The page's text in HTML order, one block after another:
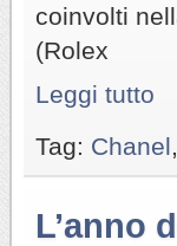
coinvolti
(Rolex
Leggi tutto
Tag: Chanel
L’anno